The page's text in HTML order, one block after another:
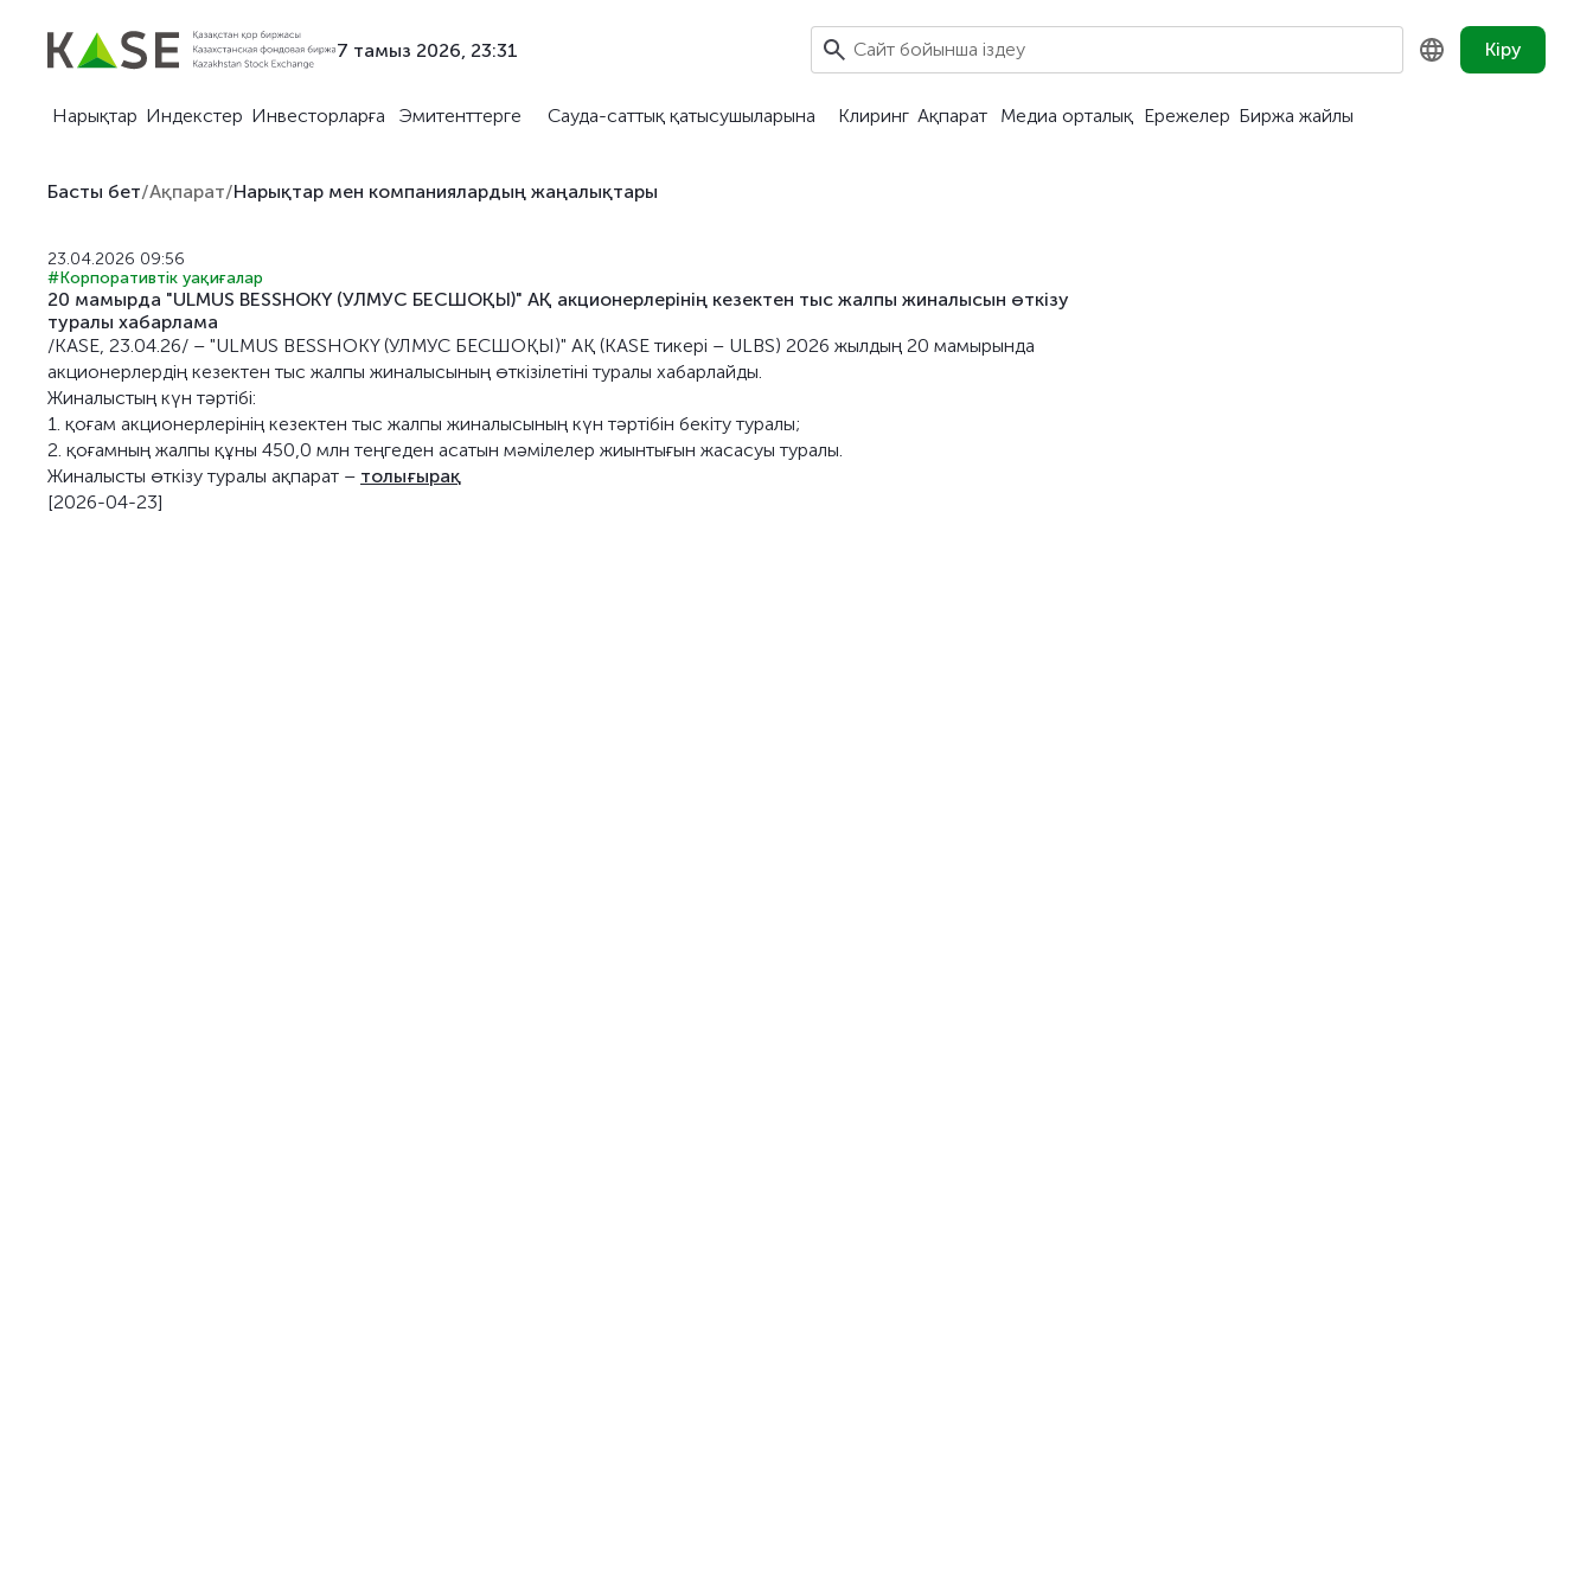
7 тамыз 2026, 23:31 Кіру
Нарықтар Индекстер Инвесторларға Эмитенттерге Сауда-саттық қатысушыларына Клиринг Ақпарат Медиа орталық Ережелер Биржа жайлы
Басты бет/Ақпарат/Нарықтар мен компаниялардың жаңалықтары
23.04.2026 09:56
#Корпоративтік уақиғалар
20 мамырда "ULMUS BESSHOKY (УЛМУС БЕСШОҚЫ)" АҚ акционерлерінің кезектен тыс жалпы жиналысын өткізу
туралы хабарлама
/KASE, 23.04.26/ – "ULMUS BESSHOKY (УЛМУС БЕСШОҚЫ)" АҚ (KASE тикері – ULBS) 2026 жылдың 20 мамырында
акционерлердің кезектен тыс жалпы жиналысының өткізілетіні туралы хабарлайды.
Жиналыстың күн тәртібі:
1. қоғам акционерлерінің кезектен тыс жалпы жиналысының күн тәртібін бекіту туралы;
2. қоғамның жалпы құны 450,0 млн теңгеден асатын мәмілелер жиынтығын жасасуы туралы.
Жиналысты өткізу туралы ақпарат – толығырақ
[2026-04-23]